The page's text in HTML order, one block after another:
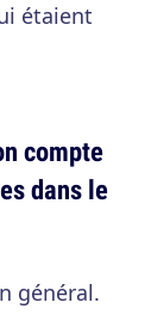
étaient
compte
dans le
général.